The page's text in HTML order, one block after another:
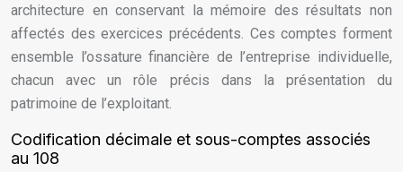
architecture en conservant la mémoire des résultats non
affectés des exercices précédents. Ces comptes forment
ensemble l’ossature financière de l’entreprise individuelle,
chacun avec un rôle précis dans la présentation du
patrimoine de l’exploitant.
Codification décimale et sous-comptes associés
au 108